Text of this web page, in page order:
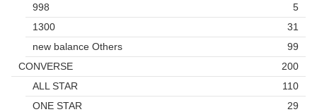
998
5
1300
31
new balance Others
99
CONVERSE
200
ALL STAR
110
ONE STAR
29